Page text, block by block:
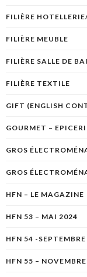
FILIÈRE
FILIÈRE MEUBLE
FILIÈRE SALLE DE
FILIÈRE TEXTILE
GIFT (ENGLISH
GOURMET –
GROS
GROS
HFN – LE MAGAZINE
HFN 53 – MAI 2024
HFN 54 -
HFN 55 –